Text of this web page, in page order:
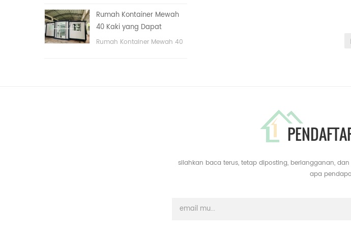
nbsp;
Rumah Kontainer Mewah
40 Kaki yang Dapat
Diperluas Dengan Tiga
Rumah Kontainer Mewah 40
silahkan baca terus, tetap diposting, berlangganan,
apa